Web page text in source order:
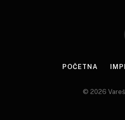
POČETNA
© 2026